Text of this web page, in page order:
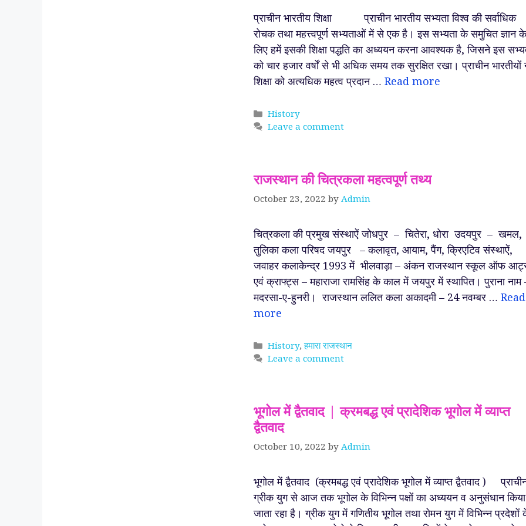
प्राचीन भारतीय शिक्षा प्राचीन भारतीय सभ्यता विश्व की सर्वाधिक
रोचक तथा महत्त्वपूर्ण सभ्यताओं में से एक है। इस सभ्यता के समुचित ज्ञान के
लिए हमें इसकी शिक्षा पद्धति का अध्ययन करना आवश्यक है, जिसने इस
को चार हजार वर्षों से भी अधिक समय तक सुरक्षित रखा। प्राचीन भारतीयों
शिक्षा को अत्यधिक महत्व प्रदान … Read more
Categories
History
Leave a comment
राजस्थान की चित्रकला महत्वपूर्ण तथ्य
October 23, 2022 by Admin
चित्रकला की प्रमुख संस्थाऐं जोधपुर – चितेरा, धोरा उदयपुर – खमल,
तुलिका कला परिषद जयपुर – कलावृत, आयाम, पैंग, क्रिएटिव संस्थाऐं,
जवाहर कलाकेन्द्र 1993 में भीलवाड़ा – अंकन राजस्थान स्कूल ऑफ
एवं क्राफ्ट्स – महाराजा रामसिंह के काल में जयपुर में स्थापित। पुराना नाम
मदरसा-ए-हुनरी। राजस्थान ललित कला अकादमी – 24 नवम्बर … Read
more
Categories
History,हमारा राजस्थान
Leave a comment
भूगोल में द्वैतवाद | क्रमबद्ध एवं प्रादेशिक भूगोल में व्याप्त
द्वैतवाद
October 10, 2022 by Admin
भूगोल में द्वैतवाद (क्रमबद्ध एवं प्रादेशिक भूगोल में व्याप्त द्वैतवाद )
ग्रीक युग से आज तक भूगोल के विभिन्न पक्षों का अध्ययन व अनुसंधान किया
जाता रहा है। ग्रीक युग में गणितीय भूगोल तथा रोमन युग में विभिन्न प्रदेशों